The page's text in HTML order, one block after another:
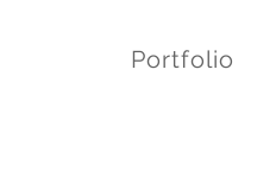
Portfolio